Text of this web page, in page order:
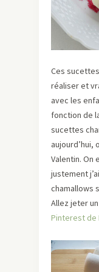
Ces
réaliser et
avec les
fonction de
sucettes
aujourd’hui,
Valentin. On
justement
chamallows
Allez jeter
Pinterest de